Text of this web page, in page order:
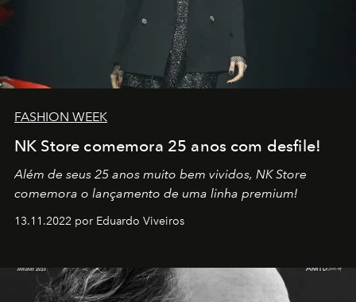
FASHION WEEK
NK Store comemora 25 anos com desfile!
Além de seus 25 anos muito bem vividos, NK Store
comemora o lançamento de uma linha premium!
13.11.2022 por Eduardo Viveiros